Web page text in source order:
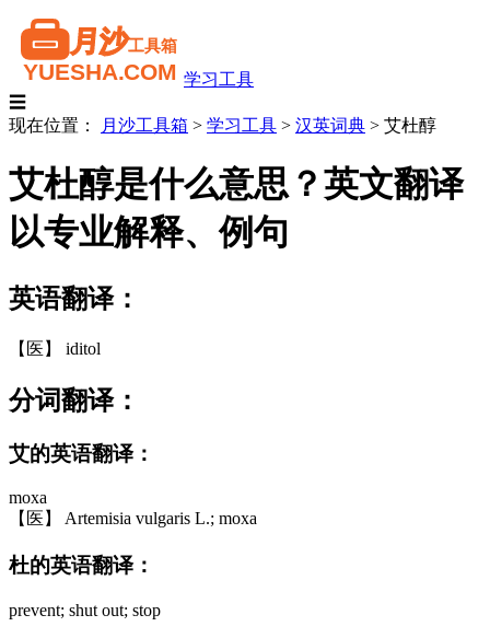
学习工具
☰
现在位置：
月沙工具箱 > 学习工具 > 汉英词典 > 艾杜醇
艾杜醇是什么意思？英文翻译
以专业解释、例句
英语翻译：
【医】 iditol
分词翻译：
艾的英语翻译：
moxa
【医】 Artemisia vulgaris L.; moxa
杜的英语翻译：
prevent; shut out; stop